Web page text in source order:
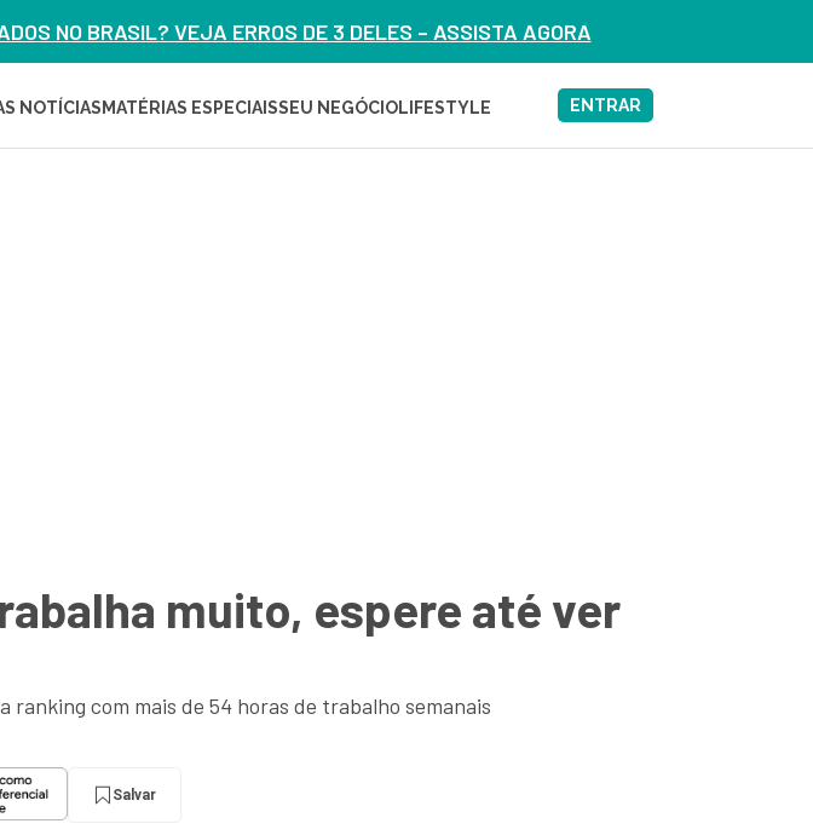
NO BRASIL? VEJA ERROS DE 3 DELES – ASSISTA AGORA
NOTÍCIAS MATÉRIAS ESPECIAISSEU NEGÓCIOLIFESTYLE ENTRAR
muito, espere até ver
com mais de 54 horas de trabalho semanais
Salvar